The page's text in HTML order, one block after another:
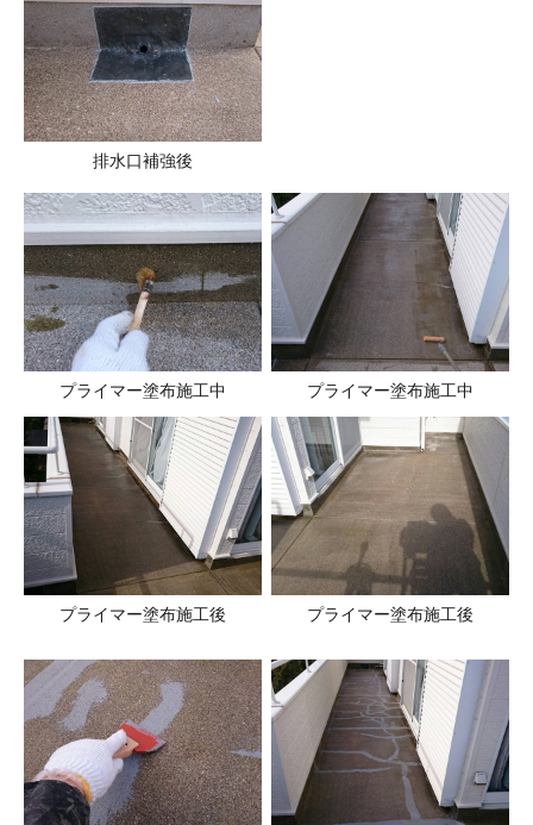
排水口補強後
プライマー塗布施工中 プライマー塗布施工中
プライマー塗布施工後 プライマー塗布施工後